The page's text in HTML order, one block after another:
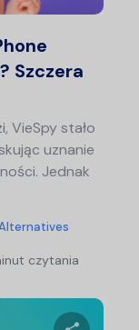
Szczera
VieSpy stało
uznanie
Jednak
czytania